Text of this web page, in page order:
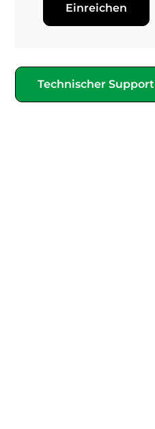
Einreichen
Technischer Support